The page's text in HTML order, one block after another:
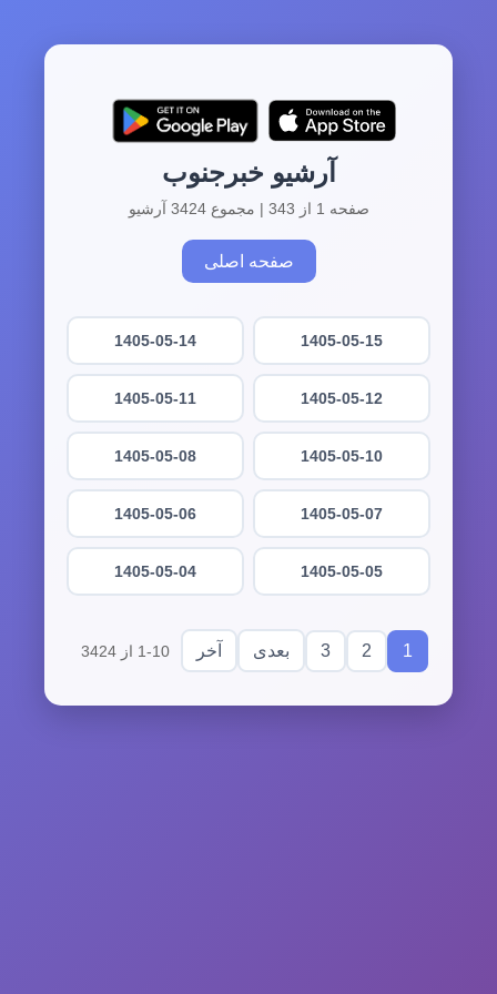
آرشیو خبرجنوب
صفحه 1 از 343 | مجموع 3424 آرشیو
صفحه اصلی
1405-05-15
1405-05-14
1405-05-12
1405-05-11
1405-05-10
1405-05-08
1405-05-07
1405-05-06
1405-05-05
1405-05-04
1
2
3 بعدی آخر 1-10 از 3424